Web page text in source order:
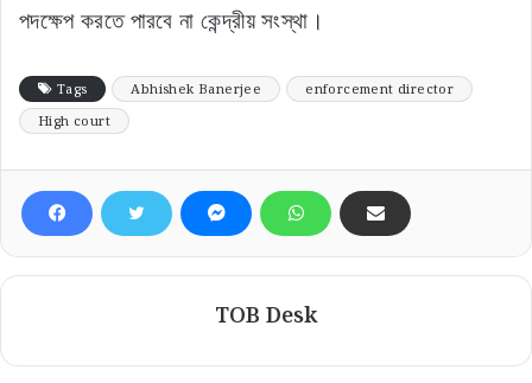
পদক্ষেপ করতে পারবে না কেন্দ্রীয় সংস্থা।
Tags Abhishek Banerjee
enforcement director
High court
TOB Desk